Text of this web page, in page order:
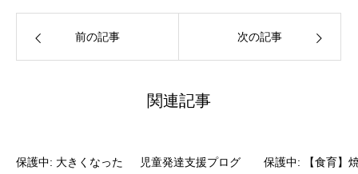
前の記事 次の記事
関連記事
保護中: 大きくなった
児童発達支援プログ
保護中: 【食育】